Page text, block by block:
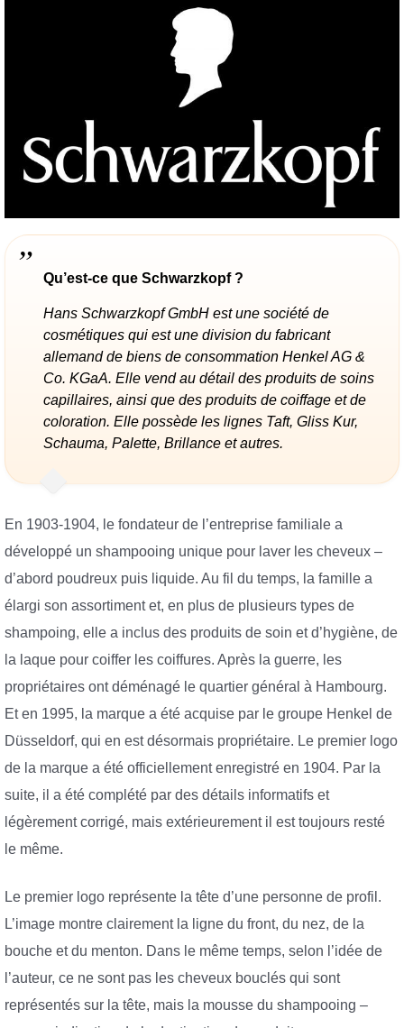
Qu’est-ce que Schwarzkopf ?
Hans Schwarzkopf GmbH est une société de
cosmétiques qui est une division du fabricant
allemand de biens de consommation Henkel AG &
Co. KGaA. Elle vend au détail des produits de soins
capillaires, ainsi que des produits de coiffage et de
coloration. Elle possède les lignes Taft, Gliss Kur,
Schauma, Palette, Brillance et autres.
En 1903-1904, le fondateur de l’entreprise familiale a
développé un shampooing unique pour laver les cheveux –
d’abord poudreux puis liquide. Au fil du temps, la famille a
élargi son assortiment et, en plus de plusieurs types de
shampoing, elle a inclus des produits de soin et d’hygiène, de
la laque pour coiffer les coiffures. Après la guerre, les
propriétaires ont déménagé le quartier général à Hambourg.
Et en 1995, la marque a été acquise par le groupe Henkel de
Düsseldorf, qui en est désormais propriétaire. Le premier logo
de la marque a été officiellement enregistré en 1904. Par la
suite, il a été complété par des détails informatifs et
légèrement corrigé, mais extérieurement il est toujours resté
le même.
Le premier logo représente la tête d’une personne de profil.
L’image montre clairement la ligne du front, du nez, de la
bouche et du menton. Dans le même temps, selon l’idée de
l’auteur, ce ne sont pas les cheveux bouclés qui sont
représentés sur la tête, mais la mousse du shampooing –